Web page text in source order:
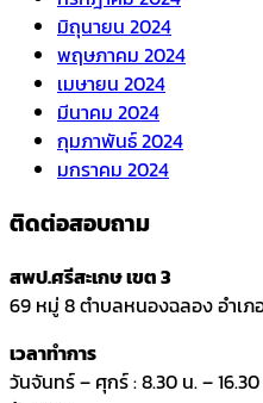
มิถุนายน 2024
พฤษภาคม 2024
เมษายน 2024
มีนาคม 2024
กุมภาพันธ์ 2024
มกราคม 2024
ติดต่อสอบถาม
สพป.ศรีสะเกษ เขต 3
69 หมู่ 8 ตำบลหนองฉลอง อำเภ
เวลาทำการ
วันจันทร์ – ศุกร์ : 8.30 น. –